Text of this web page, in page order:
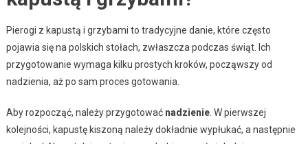
Pierogi z kapustą i grzybami to tradycyjne danie, które często
pojawia się na polskich stołach, zwłaszcza podczas świąt. Ich
przygotowanie wymaga kilku prostych kroków, począwszy od
nadzienia, aż po sam proces gotowania.
Aby rozpocząć, należy przygotować nadzienie. W pierwszej
kolejności, kapustę kiszoną należy dokładnie wypłukać, a następnie